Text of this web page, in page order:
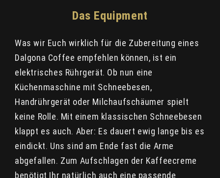
Das Equipment
Was wir Euch wirklich für die Zubereitung eines
Dalgona Coffee empfehlen können, ist ein
elektrisches Rührgerät. Ob nun eine
Küchenmaschine mit Schneebesen,
Handrührgerät oder Milchaufschäumer spielt
keine Rolle. Mit einem klassischen Schneebesen
klappt es auch. Aber: Es dauert ewig lange bis es
eindickt. Uns sind am Ende fast die Arme
abgefallen. Zum Aufschlagen der Kaffeecreme
benötigt Ihr natürlich auch eine passende